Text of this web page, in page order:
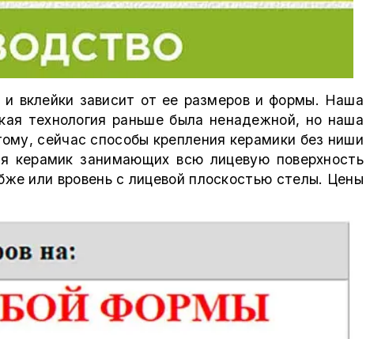
вклейки зависит от ее размеров и формы. Наша
технология раньше была ненадежной, но наша
сейчас способы крепления керамики без ниши
керамик занимающих всю лицевую поверхность
или вровень с лицевой плоскостью стелы. Цены